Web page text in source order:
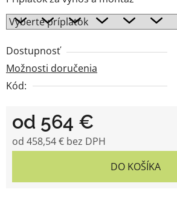
Dostupnosť
Možnosti doručenia
Kód:
od 564 €
od 458,54 € bez DPH
DO KOŠÍKA